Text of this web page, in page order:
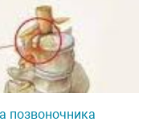
позвоночника